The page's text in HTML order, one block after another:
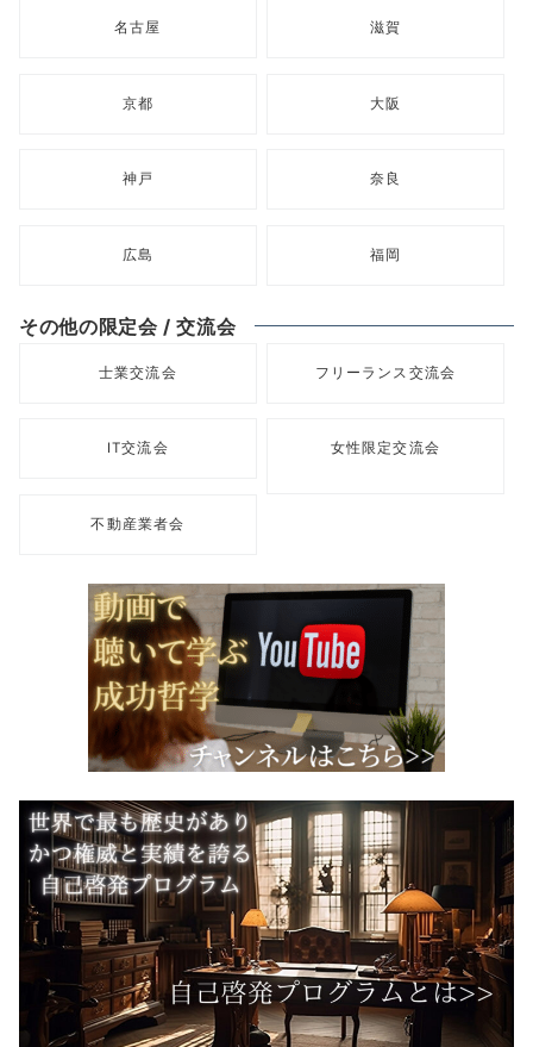
名古屋 滋賀
京都 大阪
神戸 奈良
広島 福岡
その他の限定会 / 交流会
士業交流会 フリーランス交流会
IT交流会 女性限定交流会
不動産業者会